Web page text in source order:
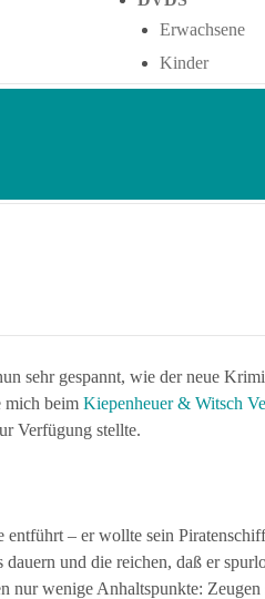
Erwachsene
Kinder
sehr gespannt, wie der neue
mich beim Kiepenheuer & Witsch
Verfügung stellte.
– er wollte sein
und die reichen, daß er
nur wenige Anhaltspunkte: Zeugen